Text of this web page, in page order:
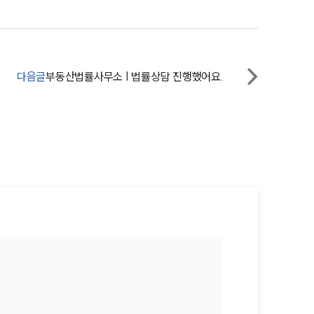
다음글부동산법률사무소 | 법률상담 진행했어요.